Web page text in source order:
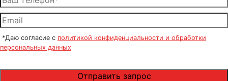
*Даю согласие с политикой конфиденциальности и обработки
персональных данных